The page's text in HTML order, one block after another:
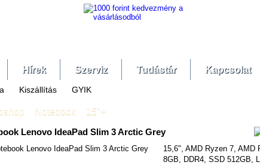
Hírek Szerviz Tudástár Kapcsolat
Kiszállítás GYIK
Notebook
15"+
Lenovo IdeaPad Slim 3 Arctic Grey
15,6", AMD Ryzen 7, AMD
8GB, DDR4, SSD 512GB,